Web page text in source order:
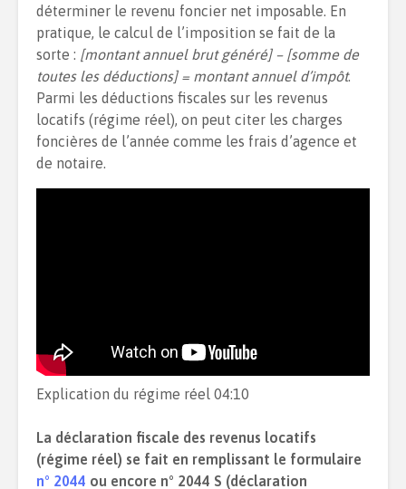
déterminer le revenu foncier net imposable. En
pratique, le calcul de l’imposition se fait de la
sorte : [montant annuel brut généré] – [somme de
toutes les déductions] = montant annuel d’impôt.
Parmi les déductions fiscales sur les revenus
locatifs (régime réel), on peut citer les charges
foncières de l’année comme les frais d’agence et
de notaire.
Explication du régime réel 04:10
La déclaration fiscale des revenus locatifs
(régime réel) se fait en remplissant le formulaire
n° 2044 ou encore n° 2044 S (déclaration